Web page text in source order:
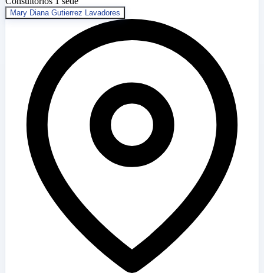
Mary Diana Gutierrez Lavadores